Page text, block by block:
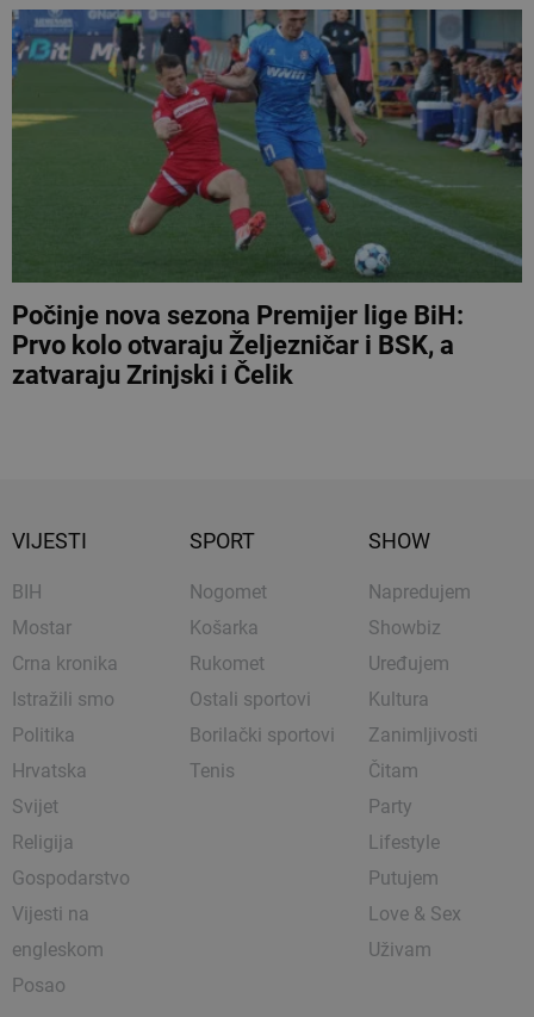
Počinje nova sezona Premijer lige BiH:
Prvo kolo otvaraju Željezničar i BSK, a
zatvaraju Zrinjski i Čelik
VIJESTI
BIH
Mostar
Crna kronika
Istražili smo
Politika
Hrvatska
Svijet
Religija
Gospodarstvo
Vijesti na
engleskom
Posao
SPORT
Nogomet
Košarka
Rukomet
Ostali sportovi
Borilački sportovi
Tenis
SHOW
Napredujem
Showbiz
Uređujem
Kultura
Zanimljivosti
Čitam
Party
Lifestyle
Putujem
Love & Sex
Uživam